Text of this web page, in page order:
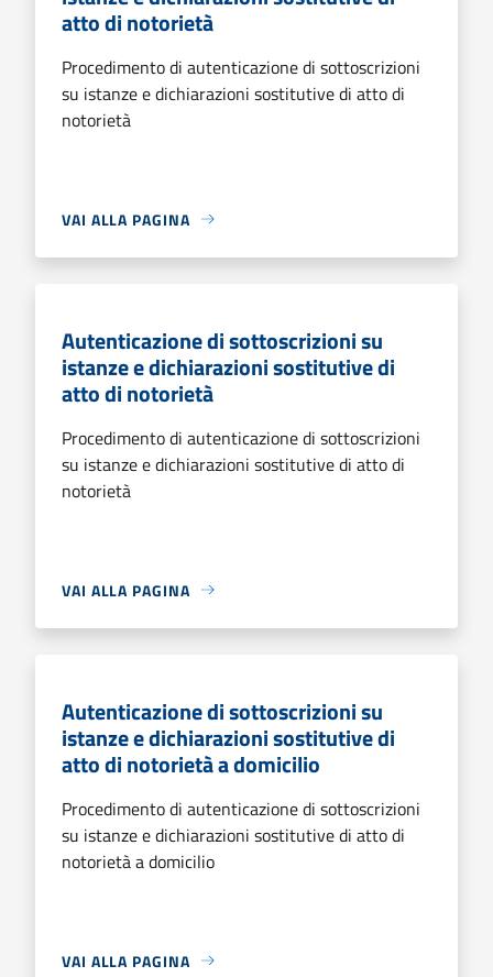
atto di notorietà
Procedimento di autenticazione di sottoscrizioni
su istanze e dichiarazioni sostitutive di atto di
notorietà
VAI ALLA PAGINA
Autenticazione di sottoscrizioni su
istanze e dichiarazioni sostitutive di
atto di notorietà
Procedimento di autenticazione di sottoscrizioni
su istanze e dichiarazioni sostitutive di atto di
notorietà
VAI ALLA PAGINA
Autenticazione di sottoscrizioni su
istanze e dichiarazioni sostitutive di
atto di notorietà a domicilio
Procedimento di autenticazione di sottoscrizioni
su istanze e dichiarazioni sostitutive di atto di
notorietà a domicilio
VAI ALLA PAGINA